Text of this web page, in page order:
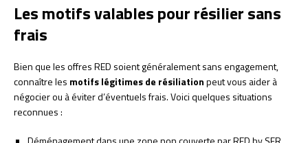
Les motifs valables pour résilier sans
frais
Bien que les offres RED soient généralement sans engagement,
connaître les motifs légitimes de résiliationpeut vous aider à
négocier ou à éviter d’éventuels frais. Voici quelques situations
reconnues :